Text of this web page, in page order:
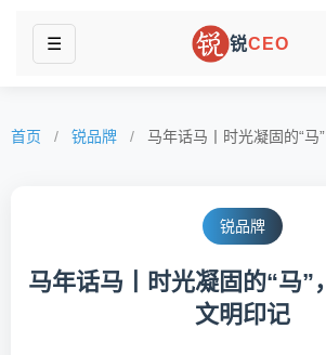
☰ 锐CEO
首页 / 锐品牌 / 马年话马丨时光凝固的“马
锐品牌
马年话马丨时光凝固的“马”
文明印记